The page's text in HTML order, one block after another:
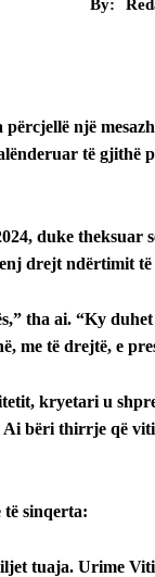
By:
një
të gjithë
duke
drejt ndërtimit
tha ai. “Ky
me të drejtë, e
kryetari u
bëri thirrje që
sinqerta:
tuaja. Urime